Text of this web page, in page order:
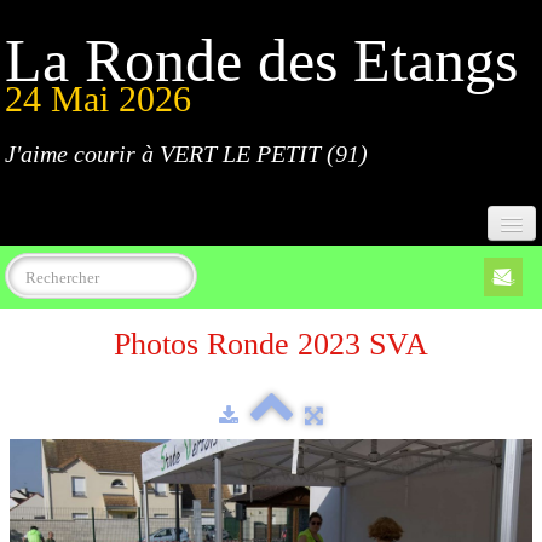
La Ronde des Etangs
24 Mai 2026
J'aime courir à VERT LE PETIT (91)
Accueil
Programme
Règlement
Parcours
Photos Ronde 2023 SVA